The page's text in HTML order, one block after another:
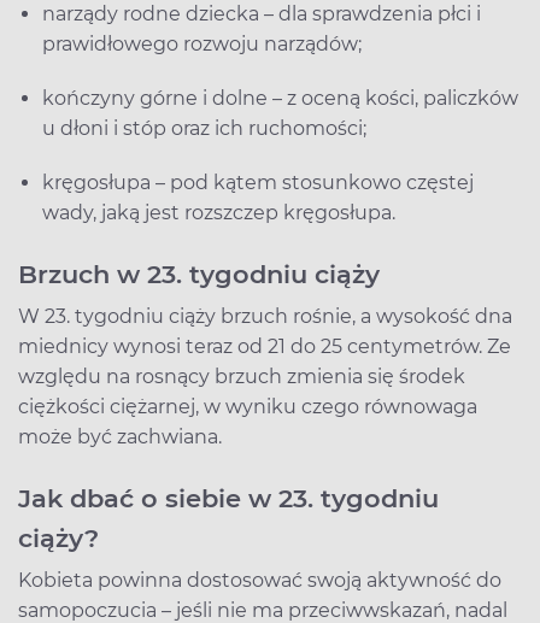
narządy rodne dziecka – dla sprawdzenia płci i
prawidłowego rozwoju narządów;
kończyny górne i dolne – z oceną kości, paliczków
u dłoni i stóp oraz ich ruchomości;
kręgosłupa – pod kątem stosunkowo częstej
wady, jaką jest rozszczep kręgosłupa.
Brzuch w 23. tygodniu ciąży
W 23. tygodniu ciąży brzuch rośnie, a wysokość dna
miednicy wynosi teraz od 21 do 25 centymetrów. Ze
względu na rosnący brzuch zmienia się środek
ciężkości ciężarnej, w wyniku czego równowaga
może być zachwiana.
Jak dbać o siebie w 23. tygodniu
ciąży?
Kobieta powinna dostosować swoją aktywność do
samopoczucia – jeśli nie ma przeciwwskazań, nadal